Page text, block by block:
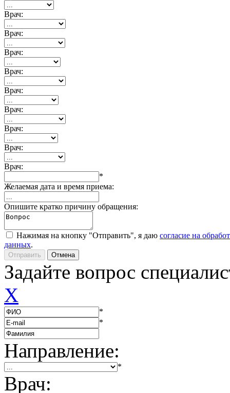
Врач:
Врач:
Врач:
Врач:
Врач:
Врач:
Врач:
Врач:
Врач:
*
Желаемая дата и время приема:
Опишите кратко причину обращения:
Нажимая на кнопку "Отправить", я даю согласие на
данных.
Задайте вопрос
X
*
*
Направление:
*
Врач: